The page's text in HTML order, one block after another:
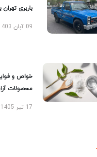
باربری تهران
09 آبان 1403
خواص و
محصولات
17 تیر 1405